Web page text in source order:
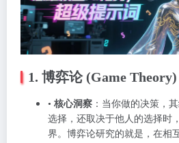
1. 博弈论 (Game Theory)
• 核心洞察 ：当你做的决策，
选择，还取决于他人的选择时
界。博弈论研究的就是，在相